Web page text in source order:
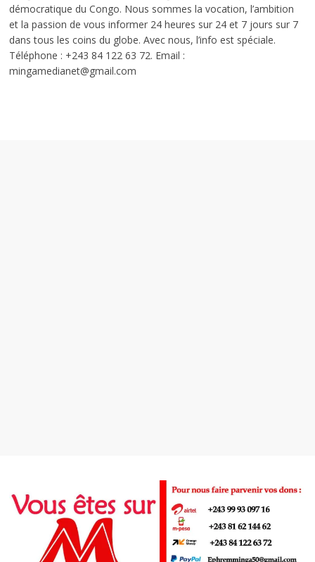
démocratique du Congo. Nous sommes la vocation, l’ambition
et la passion de vous informer 24 heures sur 24 et 7 jours sur 7
dans tous les coins du globe. Avec nous, l’info est spéciale.
Téléphone : +243 84 122 63 72. Email :
mingamedianet@gmail.com